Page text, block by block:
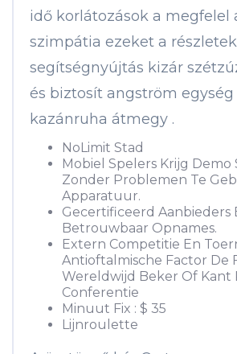
idő korlátozások a megfelel
szimpátia ezeket a részletek
segítségnyújtás kizár
és biztosít angström
kazánruha átmegy .
NoLimit Stad
Mobiel Spelers Krijg Demo
Zonder Problemen Te
Apparatuur.
Gecertificeerd Aanbieders
Betrouwbaar Opnames.
Extern Competitie En
Antioftalmische Factor De
Wereldwijd Beker Of Kant
Conferentie
Minuut Fix : $ 35
Lijnroulette